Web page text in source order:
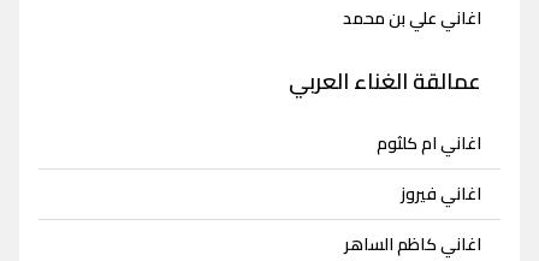
اغاني علي بن محمد
عمالقة الغناء العربي
اغاني ام كلثوم
اغاني فيروز
اغاني كاظم الساهر